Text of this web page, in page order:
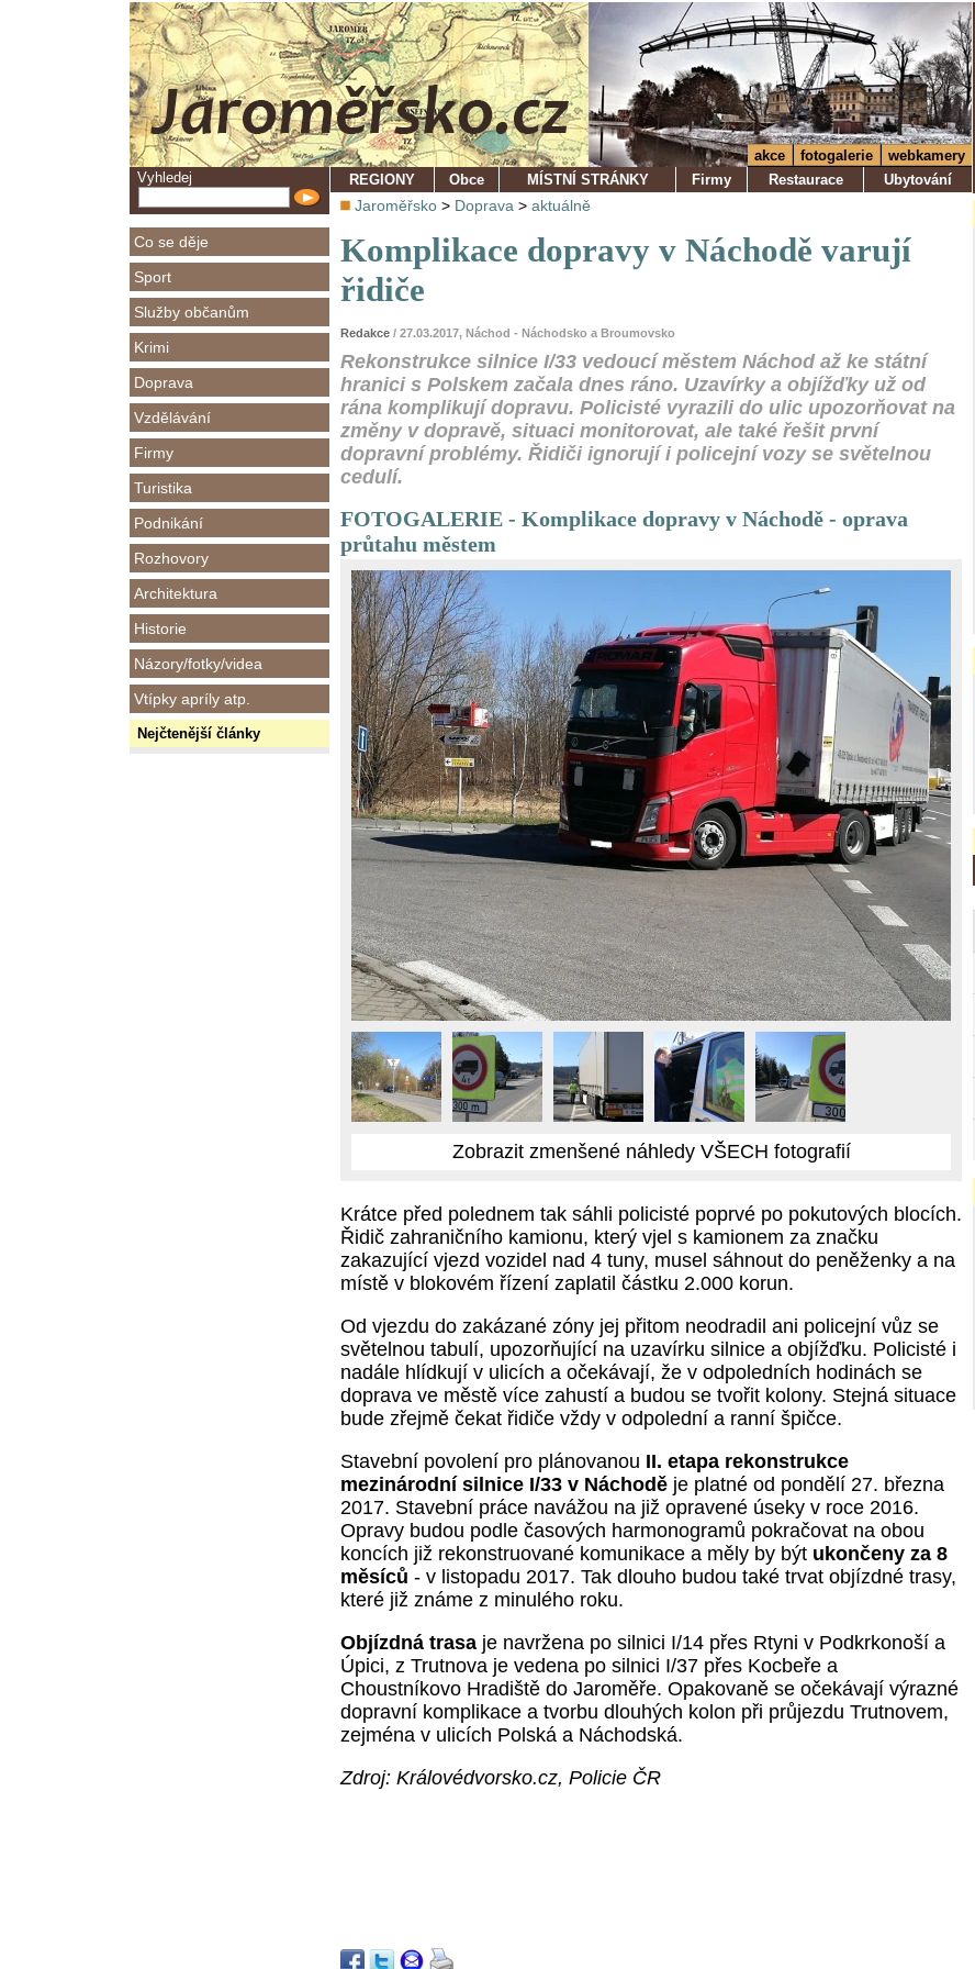
Vyhledej
Co se děje
Sport
Služby občanům
Krimi
Doprava
Vzdělávání
Firmy
Turistika
Podnikání
Rozhovory
Architektura
Historie
Názory/fotky/videa
Vtípky apríly atp.
Nejčtenější články
akce fotogalerie
webkamery
REGIONY
Obce MÍSTNÍ STRÁNKY Firmy Restaurace Ubytování
Jaroměřsko > Doprava > aktuálně
Komplikace dopravy v Náchodě varují
řidiče
Redakce / 27.03.2017, Náchod - Náchodsko a Broumovsko
Rekonstrukce silnice I/33 vedoucí městem Náchod až ke státní
hranici s Polskem začala dnes ráno. Uzavírky a objížďky už od
rána komplikují dopravu. Policisté vyrazili do ulic upozorňovat na
změny v dopravě, situaci monitorovat, ale také řešit první
dopravní problémy. Řidiči ignorují i policejní vozy se světelnou
cedulí.
FOTOGALERIE - Komplikace dopravy v Náchodě - oprava
průtahu městem
Zobrazit zmenšené náhledy VŠECH fotografií
Krátce před polednem tak sáhli policisté poprvé po pokutových blocích.
Řidič zahraničního kamionu, který vjel s kamionem za značku
zakazující vjezd vozidel nad 4 tuny, musel sáhnout do peněženky a na
místě v blokovém řízení zaplatil částku 2.000 korun.
Od vjezdu do zakázané zóny jej přitom neodradil ani policejní vůz se
světelnou tabulí, upozorňující na uzavírku silnice a objížďku. Policisté i
nadále hlídkují v ulicích a očekávají, že v odpoledních hodinách se
doprava ve městě více zahustí a budou se tvořit kolony. Stejná situace
bude zřejmě čekat řidiče vždy v odpolední a ranní špičce.
Stavební povolení pro plánovanou II. etapa rekonstrukce
mezinárodní silnice I/33 v Náchodě je platné od pondělí 27. března
2017. Stavební práce navážou na již opravené úseky v roce 2016.
Opravy budou podle časových harmonogramů pokračovat na obou
koncích již rekonstruované komunikace a měly by být ukončeny za 8
měsíců - v listopadu 2017. Tak dlouho budou také trvat objízdné trasy,
které již známe z minulého roku.
Objízdná trasa je navržena po silnici I/14 přes Rtyni v Podkrkonoší a
Úpici, z Trutnova je vedena po silnici I/37 přes Kocbeře a
Choustníkovo Hradiště do Jaroměře. Opakovaně se očekávají výrazné
dopravní komplikace a tvorbu dlouhých kolon při průjezdu Trutnovem,
zejména v ulicích Polská a Náchodská.
Zdroj: Královédvorsko.cz, Policie ČR